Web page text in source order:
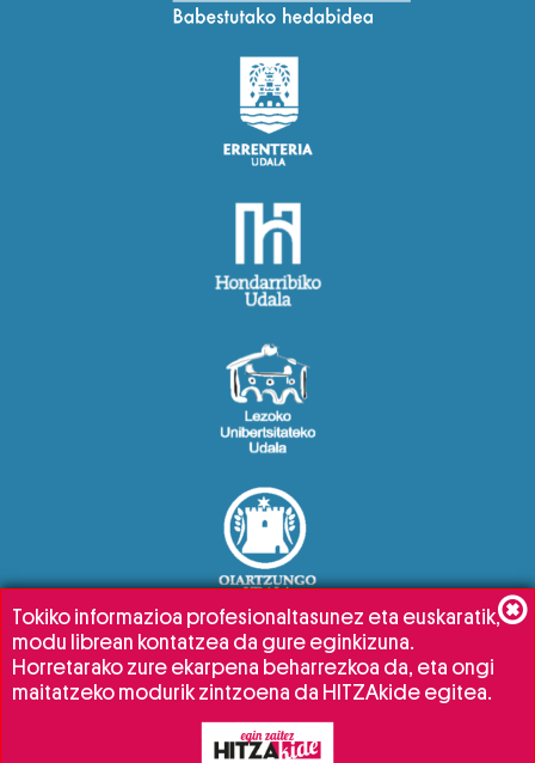
Tokiko informazioa profesionaltasunez eta euskaratik,
modu librean kontatzea da gure eginkizuna.
Horretarako zure ekarpena beharrezkoa da, eta ongi
maitatzeko modurik zintzoena da HITZAkide egitea.